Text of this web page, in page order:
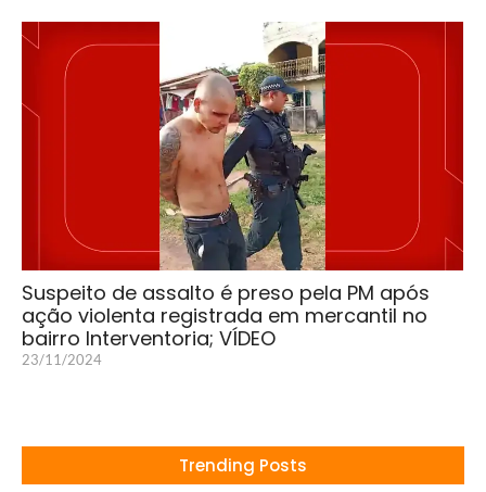
Suspeito de assalto é preso pela PM após
ação violenta registrada em mercantil no
bairro Interventoria; VÍDEO
23/11/2024
Trending Posts